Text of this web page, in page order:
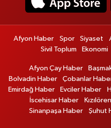
Afyon Haber Spor Siyaset
Sivil Toplum
Ekonomi
Afyon Çay Haber
Bolvadin Haber
Çobanlar
Emirdağ Haber
Evciler Haber
İscehisar Haber
Sinanpaşa Haber
Şuhut